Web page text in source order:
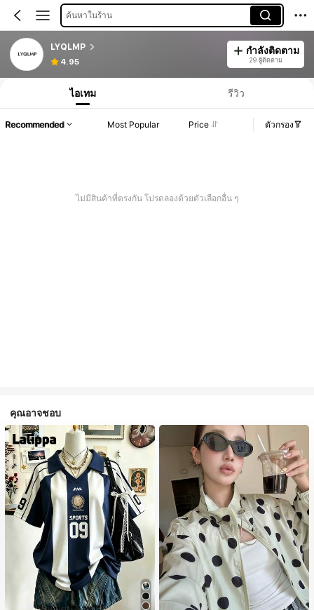
ค้นหาในร้าน
LYQLMP
4.95
กำลังติดตาม
29 ผู้ติดตาม
ไอเทม รีวิว
Recommended Most Popular Price ตัวกรอง
ไม่มีสินค้าที่ตรงกัน โปรดลองด้วยตัวเลือกอื่น ๆ
คุณอาจชอบ